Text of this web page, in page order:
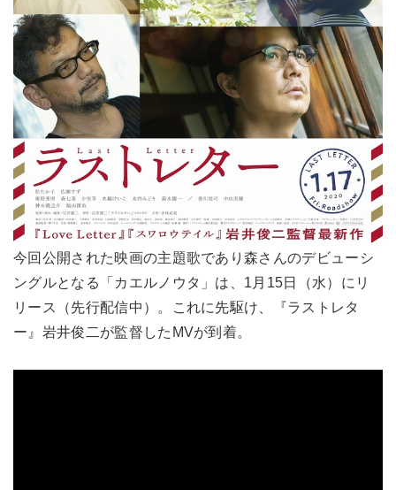
今回公開された映画の主題歌であり森さんのデビューシ
ングルとなる「カエルノウタ」は、1月15日（水）にリ
リース（先行配信中）。これに先駆け、『ラストレタ
ー』岩井俊二が監督したMVが到着。